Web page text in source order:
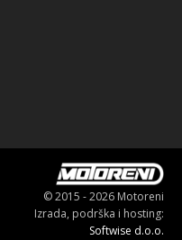
© 2015 - 2026 Motoreni
Izrada, podrška i hosting:
Softwise d.o.o.